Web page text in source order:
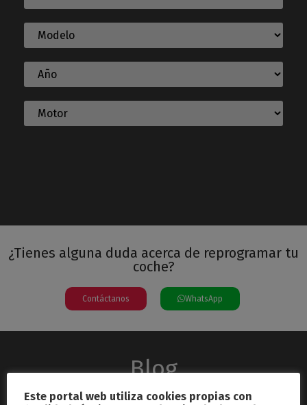
¿Tienes alguna duda acerca de reprogramar tu
coche?
Contáctanos WhatsApp
Blog
Este portal web utiliza cookies propias con